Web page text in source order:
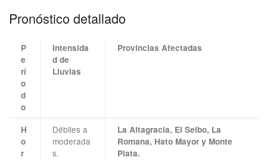
Pronóstico detallado
P
e
rí
o
d
o
Intensida
d de
Lluvias
Provincias Afectadas
H
o
r
Débiles a
moderada
s.
La Altagracia, El Seibo, La
Romana, Hato Mayor y Monte
Plata.